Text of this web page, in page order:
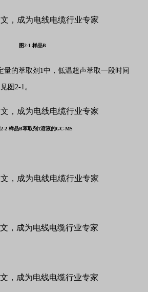
图2-1 样品B
量的萃取剂1中，低温超声萃取一段时间
图2-1。
2-2 样品B萃取剂1溶液的GC-MS